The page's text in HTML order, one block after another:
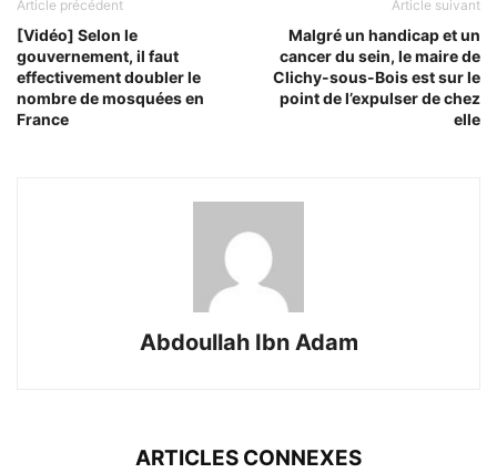
Article précédent
[Vidéo] Selon le
gouvernement, il faut
effectivement doubler le
nombre de mosquées en
France
Article suivant
Malgré un handicap et un
cancer du sein, le maire de
Clichy-sous-Bois est sur le
point de l’expulser de chez
elle
Abdoullah Ibn Adam
ARTICLES CONNEXES